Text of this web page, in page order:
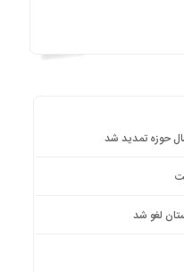
حوزه تمدید شد